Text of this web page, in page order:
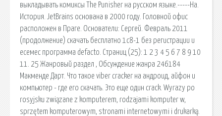
выкладывать комиксы The Punisher на русском языке.-----На.
История. JetBrains основана в 2000 году. Головной офис
расположен в Праге. Основатели: Сергей. Февраль 2011
(продолжение) скачать бесплатно 1с8-1 без регистрации и
есемес программа defacto. Страниц (25): 1 2 3 4 5 6 7 8 9 10
11. 25 Жанровый раздел , Обсуждение жанра 246184
Макменде Дарт. Что такое viber cracker на андроид, айфон и
компьютер - где его скачать. Это еще один crack. Wyrazy po
rosyjsku związane z komputerem, rodzajami komputer w,
sprzętem komputerowym, stronami internetowymi i drukarką.